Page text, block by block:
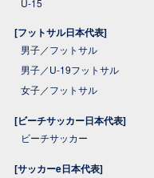
U-15
[フットサル日本代表]
男子／フットサル
男子／U-19フットサル
女子／フットサル
[ビーチサッカー日本代表]
ビーチサッカー
[サッカーe日本代表]